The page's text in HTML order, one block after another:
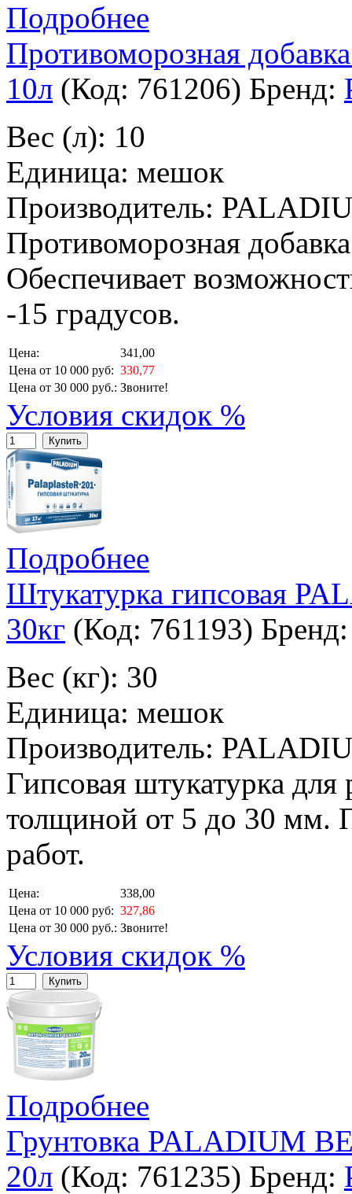
Подробнее
Противоморозная
10л (Код: 761206) Бренд:
Вес (л): 10
Единица: мешок
Производитель:
Противоморозная
Обеспечивает
-15 градусов.
Цена:
341,00
Цена от 10 000 руб: 330,77
Цена от 30 000 руб.: Звоните!
Условия скидок %
Купить
Подробнее
Штукатурка гипсовая
30кг (Код: 761193)
Вес (кг): 30
Единица: мешок
Производитель:
Гипсовая штукатурка
толщиной от 5 до 30 мм.
работ.
Цена:
338,00
Цена от 10 000 руб: 327,86
Цена от 30 000 руб.: Звоните!
Условия скидок %
Купить
Подробнее
Грунтовка PALADIUM
20л (Код: 761235) Бренд: